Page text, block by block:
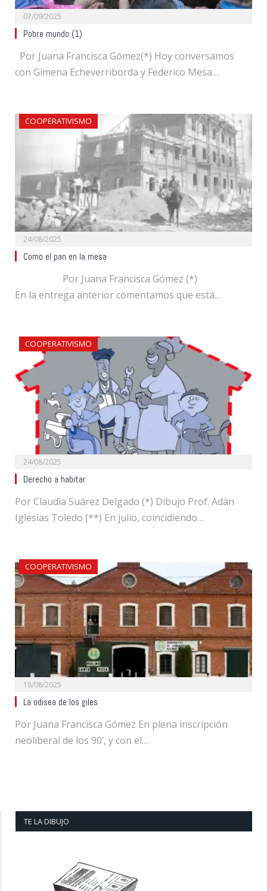
07/09/2025
Pobre mundo (1)
Por Juana Francisca Gómez(*) Hoy conversamos
con Gimena Echeverriborda y Federico Mesa…
COOPERATIVISMO
24/08/2025
Como el pan en la mesa
Por Juana Francisca Gómez (*)
En la entrega anterior comentamos que está…
COOPERATIVISMO
24/08/2025
Derecho a habitar
Por Claudia Suárez Delgado (*) Dibujo Prof. Adán
Iglesias Toledo (**) En julio, coincidiendo…
COOPERATIVISMO
18/08/2025
La odisea de los giles
Por Juana Francisca Gómez En plena inscripción
neoliberal de los 90’, y con el…
TE LA DIBUJO